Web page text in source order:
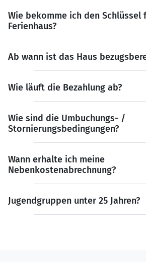
Wie bekomme ich den Schlüssel
Ferienhaus?
Ab wann ist das Haus
Wie läuft die Bezahlung ab?
Wie sind die Umbuchungs- /
Stornierungsbedingungen?
Wann erhalte ich meine
Nebenkostenabrechnung?
Jugendgruppen unter 25 Jahren?